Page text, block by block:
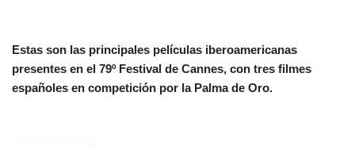
Estas son las principales películas iberoamericanas
presentes en el 79º Festival de Cannes, con tres filmes
españoles en competición por la Palma de Oro.